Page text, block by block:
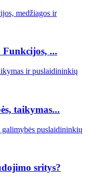
Funkcijos, ...
taikymas...
sritys?